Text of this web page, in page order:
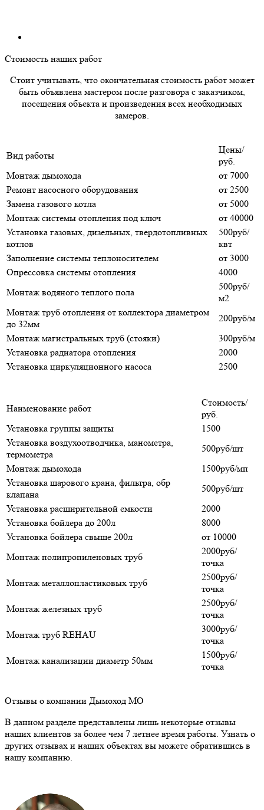
Стоимость наших работ
Стоит учитывать, что окончательная стоимость работ может
быть объявлена мастером после разговора с заказчиком,
посещения объекта и произведения всех необходимых
замеров.
Вид работы
Цены/
руб.
Монтаж дымохода
от 7000
Ремонт насосного оборудования
от 2500
Замена газового котла
от 5000
Монтаж системы отопления под ключ
от 40000
Установка газовых, дизельных, твердотопливных
котлов
500руб/
квт
Заполнение системы теплоносителем
от 3000
Опрессовка системы отопления
4000
Монтаж водяного теплого пола
500руб/
м2
Монтаж труб отопления от коллектора диаметром
до 32мм
200руб/м
Монтаж магистральных труб (стояки)
300руб/м
Установка радиатора отопления
2000
Установка циркуляционного насоса
2500
Наименование работ
Стоимость/
руб.
Установка группы защиты
1500
Установка воздухоотводчика, манометра,
термометра
500руб/шт
Монтаж дымохода
1500руб/мп
Установка шарового крана, фильтра, обр
клапана
500руб/шт
Установка расширительной емкости
2000
Установка бойлера до 200л
8000
Установка бойлера свыше 200л
от 10000
Монтаж полипропиленовых труб
2000руб/
точка
Монтаж металлопластиковых труб
2500руб/
точка
Монтаж железных труб
2500руб/
точка
Монтаж труб REHAU
3000руб/
точка
Монтаж канализации диаметр 50мм
1500руб/
точка
Отзывы о компании Дымоход МО
В данном разделе представлены лишь некоторые отзывы
наших клиентов за более чем 7 летнее время работы. Узнать о
других отзывах и наших объектах вы можете обратившись в
нашу компанию.